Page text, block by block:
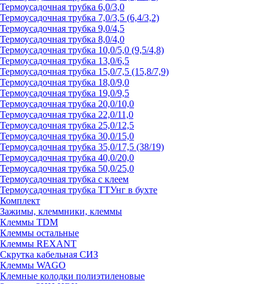
Термоусадочная трубка 6,0/3,0
Термоусадочная трубка 7,0/3,5 (6,4/3,2)
Термоусадочная трубка 9,0/4,5
Термоусадочная трубка 8,0/4,0
Термоусадочная трубка 10,0/5,0 (9,5/4,8)
Термоусадочная трубка 13,0/6,5
Термоусадочная трубка 15,0/7,5 (15,8/7,9)
Термоусадочная трубка 18,0/9,0
Термоусадочная трубка 19,0/9,5
Термоусадочная трубка 20,0/10,0
Термоусадочная трубка 22,0/11,0
Термоусадочная трубка 25,0/12,5
Термоусадочная трубка 30,0/15,0
Термоусадочная трубка 35,0/17,5 (38/19)
Термоусадочная трубка 40,0/20,0
Термоусадочная трубка 50,0/25,0
Термоусадочная трубка с клеем
Термоусадочная трубка ТТУнг в бухте
Комплект
Зажимы, клеммники, клеммы
Клеммы TDM
Клеммы остальные
Клеммы REXANT
Скрутка кабельная СИЗ
Клеммы WAGO
Клемные колодки полиэтиленовые